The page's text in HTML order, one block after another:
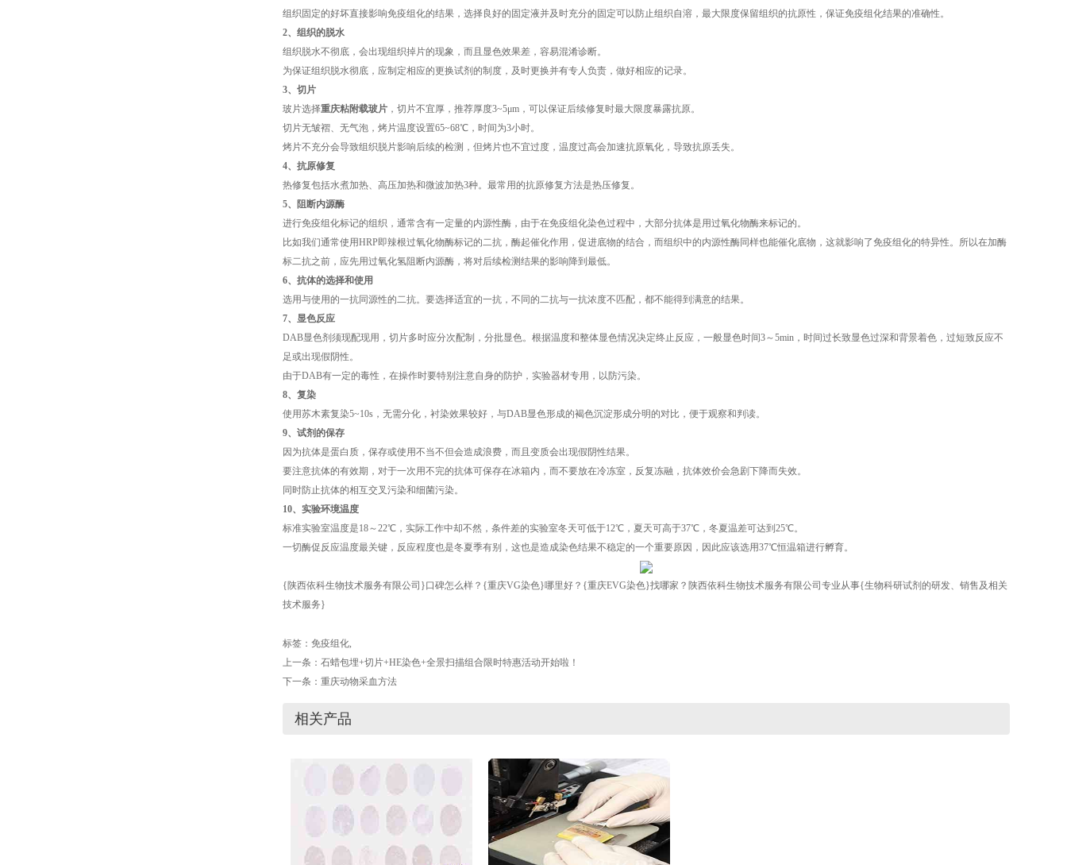
组织固定的好坏直接影响免疫组化的结果，选择良好的固定液并及时充分的固定可以防止组织自溶，最大限度保留组织的抗原性，保证免疫组化结果的准确性。
2、组织的脱水
组织脱水不彻底，会出现组织掉片的现象，而且显色效果差，容易混淆诊断。
为保证组织脱水彻底，应制定相应的更换试剂的制度，及时更换并有专人负责，做好相应的记录。
3、切片
玻片选择重庆粘附载玻片 ，切片不宜厚，推荐厚度3~5μm，可以保证后续修复时最大限度暴露抗原。
切片无皱褶、无气泡，烤片温度设置65~68℃，时间为3小时。
烤片不充分会导致组织脱片影响后续的检测，但烤片也不宜过度，温度过高会加速抗原氧化，导致抗原丢失。
4、抗原修复
热修复包括水煮加热、高压加热和微波加热3种。最常用的抗原修复方法是热压修复。
5、阻断内源酶
进行免疫组化标记的组织，通常含有一定量的内源性酶，由于在免疫组化染色过程中，大部分抗体是用过氧化物酶来标记的。
比如我们通常使用HRP即辣根过氧化物酶标记的二抗，酶起催化作用，促进底物的结合，而组织中的内源性酶同样也能催化底物，这就影响了免疫组化的特异性。所以在加酶
标二抗之前，应先用过氧化氢阻断内源酶，将对后续检测结果的影响降到最低。
6、抗体的选择和使用
选用与使用的一抗同源性的二抗。要选择适宜的一抗，不同的二抗与一抗浓度不匹配，都不能得到满意的结果。
7、显色反应
DAB显色剂须现配现用，切片多时应分次配制，分批显色。根据温度和整体显色情况决定终止反应，一般显色时间3～5min，时间过长致显色过深和背景着色，过短致反应不
足或出现假阴性。
由于DAB有一定的毒性，在操作时要特别注意自身的防护，实验器材专用，以防污染。
8、复染
使用苏木素复染5~10s，无需分化，衬染效果较好，与DAB显色形成的褐色沉淀形成分明的对比，便于观察和判读。
9、试剂的保存
因为抗体是蛋白质，保存或使用不当不但会造成浪费，而且变质会出现假阴性结果。
要注意抗体的有效期，对于一次用不完的抗体可保存在冰箱内，而不要放在冷冻室，反复冻融，抗体效价会急剧下降而失效。
同时防止抗体的相互交叉污染和细菌污染。
10、实验环境温度
标准实验室温度是18～22℃，实际工作中却不然，条件差的实验室冬天可低于12℃，夏天可高于37℃，冬夏温差可达到25℃。
一切酶促反应温度最关键，反应程度也是冬夏季有别，这也是造成染色结果不稳定的一个重要原因，因此应该选用37℃恒温箱进行孵育。
{陕西依科生物技术服务有限公司}口碑怎么样？{重庆VG染色}哪里好？{重庆EVG染色}找哪家？陕西依科生物技术服务有限公司专业从事{生物科研试剂的研发、销售及相关
技术服务}
标签： 免疫组化,
上一条： 石蜡包埋+切片+HE染色+全景扫描组合限时特惠活动开始啦！
下一条： 重庆动物采血方法
相关产品